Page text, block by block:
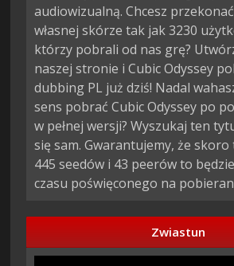
audiowizualną. Chcesz
własnej skórze tak jak 3230
którzy pobrali od nas grę?
naszej stronie i Cubic Odyssey
dubbing PL już dziś! Nadal
sens pobrać Cubic Odyssey po
w pełnej wersji? Wyszukaj ten
się sam. Gwarantujemy, że
445 seedów i 43 peerów to
czasu poświęconego na
Zwiastun